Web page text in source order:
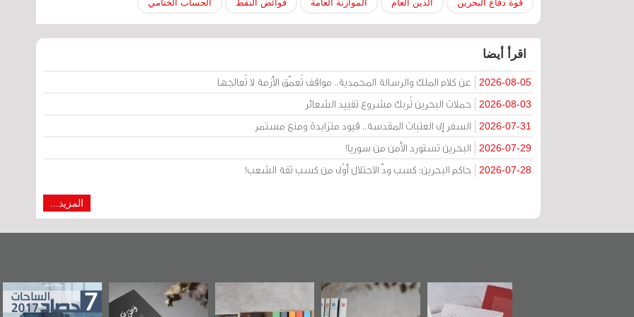
قوة دفاع البحرين الدين العام الموازنة العامة فوائض النفط الحساب الختامي
اقرأ أيضا
2026-08-05 عن كلام الملك والرسالة المحمدية.. مواقف تُعمّق الأزمة لا تُعالجها
2026-08-03 حملات البحرين تُربك مشروع تقييد الشعائر
2026-07-31 السفر إلى العتبات المقدسة.. قيود متزايدة ومنع مستمر
2026-07-29 البحرين تستورد الأمن من سوريا!
2026-07-28 حاكم البحرين: كسب ودّ الاحتلال أوْلى من كسب ثقة الشعب!
المزيد...
تصنيف موضوعي
للوثائق البريطانية
"مرآة البحرين"
تصدر حصاد
«وطن عكر» رواية
جديدة لمعتقل
حصاد 2017
عاشوراء
ويكيليكس